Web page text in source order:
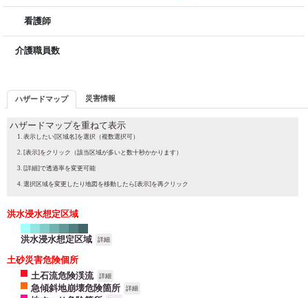
看護師
介護職員数
ハザードマップ 災害情報
ハザードマップを重ねて表示
表示したい[区域名]を選択（複数選択可）
[表示]をクリック（該当区域が多いと数十秒かかります）
[詳細]で透過率を変更可能
選択区域を変更したり地図を移動したら[表示]を再クリック
洪水浸水想定区域
洪水浸水想定区域 詳細
土砂災害危険個所
土石流危険渓流
詳細
急傾斜地崩壊危険箇所 詳細